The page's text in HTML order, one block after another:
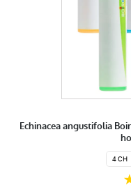
Echinacea angustifolia
4 CH